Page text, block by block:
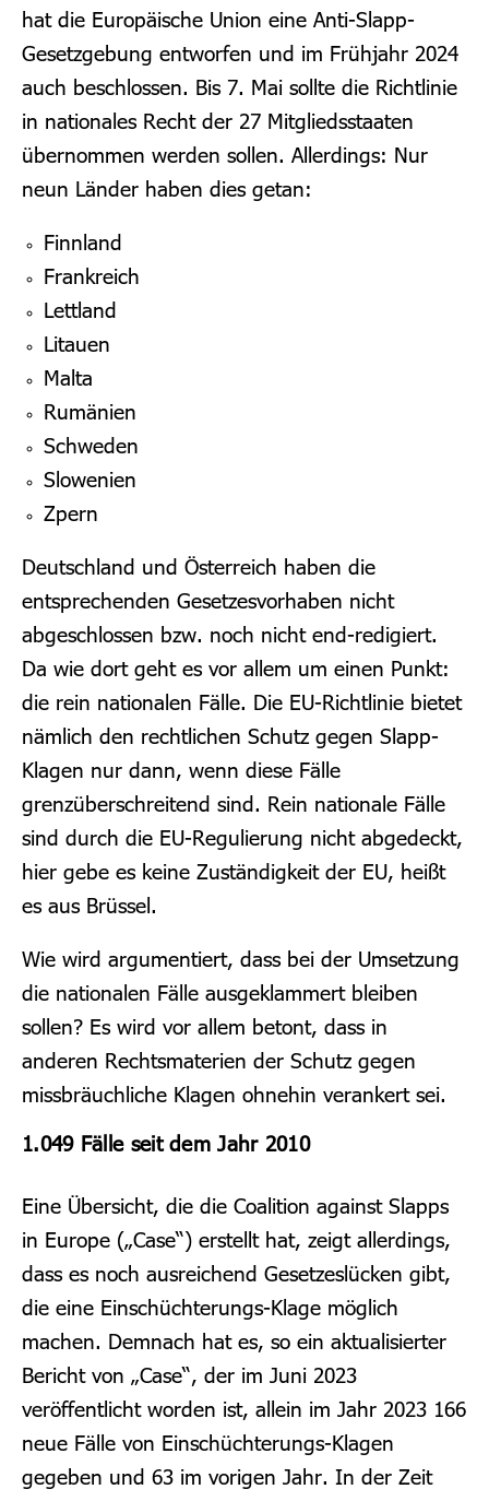
hat die Europäische Union eine Anti-Slapp-
Gesetzgebung entworfen und im Frühjahr 2024
auch beschlossen. Bis 7. Mai sollte die Richtlinie
in nationales Recht der 27 Mitgliedsstaaten
übernommen werden sollen. Allerdings: Nur
neun Länder haben dies getan:
Finnland
Frankreich
Lettland
Litauen
Malta
Rumänien
Schweden
Slowenien
Zpern
Deutschland und Österreich haben die
entsprechenden Gesetzesvorhaben nicht
abgeschlossen bzw. noch nicht end-redigiert.
Da wie dort geht es vor allem um einen Punkt:
die rein nationalen Fälle. Die EU-Richtlinie bietet
nämlich den rechtlichen Schutz gegen Slapp-
Klagen nur dann, wenn diese Fälle
grenzüberschreitend sind. Rein nationale Fälle
sind durch die EU-Regulierung nicht abgedeckt,
hier gebe es keine Zuständigkeit der EU, heißt
es aus Brüssel.
Wie wird argumentiert, dass bei der Umsetzung
die nationalen Fälle ausgeklammert bleiben
sollen? Es wird vor allem betont, dass in
anderen Rechtsmaterien der Schutz gegen
missbräuchliche Klagen ohnehin verankert sei.
1.049 Fälle seit dem Jahr 2010
Eine Übersicht, die die Coalition against Slapps
in Europe („Case“) erstellt hat, zeigt allerdings,
dass es noch ausreichend Gesetzeslücken gibt,
die eine Einschüchterungs-Klage möglich
machen. Demnach hat es, so ein aktualisierter
Bericht von „Case“, der im Juni 2023
veröffentlicht worden ist, allein im Jahr 2023 166
neue Fälle von Einschüchterungs-Klagen
gegeben und 63 im vorigen Jahr. In der Zeit